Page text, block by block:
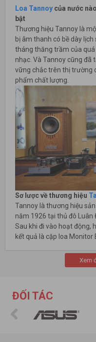
Loa Tannoy của nước
bật
Thương hiệu Tannoy là
bị âm thanh có bề dày
tháng thăng trầm của
nhạc. Và Tannoy cũng đã
vững chắc trên thị trường
phẩm chất lượng.
Sơ lược về thương hiệu
Tannoy là thương hiệu
năm 1926 tại thủ đô Luân
Sau khi đi vào hoạt động,
kết quả là cặp loa Monitor
của Tannoy lần lượt ra
Monitor Red (năm 1958),
Đến năm 1970, Guy
được tập đoàn Harman
tục cho ra đời nhiều mẫu
sống động, truyền tải đến
Xem
ĐỐI TÁC